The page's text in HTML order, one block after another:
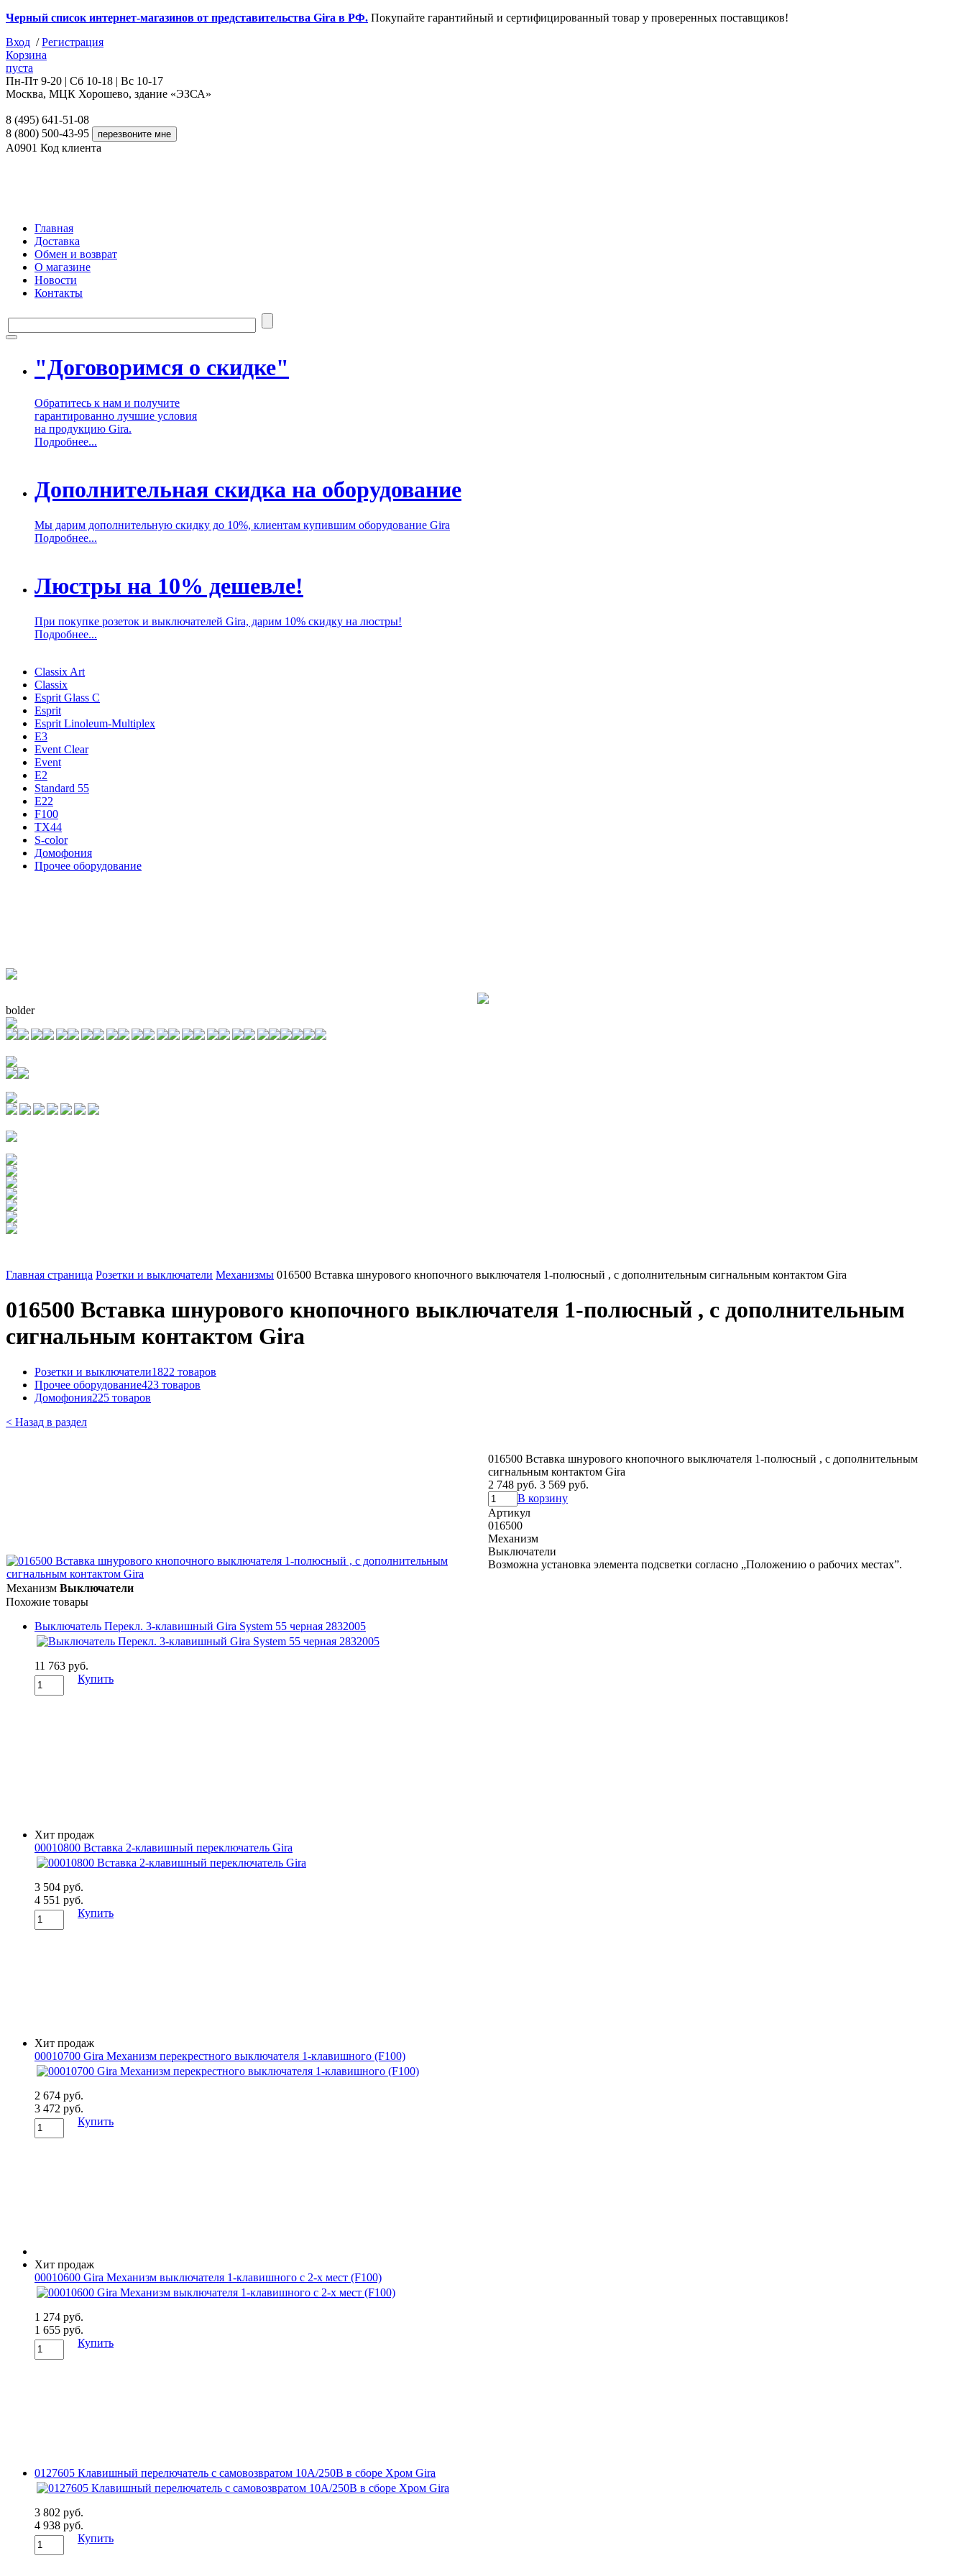
Черный список интернет-магазинов от представительства Gira в РФ. Покупайте гарантийный и сертифицированный товар у проверенных поставщиков!
Вход /Регистрация
Корзина
пуста
Пн-Пт 9-20 | Сб 10-18 | Вс 10-17
Москва, МЦК Хорошево, здание «ЭЗСА»
8 (495) 641-51-08
8 (800) 500-43-95
A0901 Код клиента
Главная
Доставка
Обмен и возврат
О магазине
Новости
Контакты
"Договоримся о скидке"
Обратитесь к нам и получите
гарантированно лучшие условия
на продукцию Gira.
Подробнее...
Дополнительная скидка на оборудование
Мы дарим дополнительную скидку до 10%, клиентам купившим оборудование Gira
Подробнее...
Люстры на 10% дешевле!
При покупке розеток и выключателей Gira, дарим 10% скидку на люстры!
Подробнее...
Classix Art
Classix
Esprit Glass C
Esprit
Esprit Linoleum-Multiplex
E3
Event Clear
Event
E2
Standard 55
E22
F100
TX44
S-color
Домофония
Прочее оборудование
bolder
Главная страница Розетки и выключатели Механизмы 016500 Вставка шнурового кнопочного выключателя 1-полюсный , с дополнительным сигнальным контактом Gira
016500 Вставка шнурового кнопочного выключателя 1-полюсный , с дополнительным
сигнальным контактом Gira
Розетки и выключатели1822 товаров
Прочее оборудование423 товаров
Домофония225 товаров
< Назад в раздел
016500 Вставка шнурового кнопочного выключателя 1-полюсный , с дополнительным
сигнальным контактом Gira
2 748 руб. 3 569 руб.
В корзину
Артикул
016500
Механизм
Выключатели
Возможна установка элемента подсветки согласно „Положению о рабочих местах”.
Механизм Выключатели
Похожие товары
Выключатель Перекл. 3-клавишный Gira System 55 черная 2832005
11 763 руб.
Купить
Хит продаж
00010800 Вставка 2-клавишный переключатель Gira
3 504 руб.
4 551 руб.
Купить
Хит продаж
00010700 Gira Механизм перекрестного выключателя 1-клавишного (F100)
2 674 руб.
3 472 руб.
Купить
Хит продаж
00010600 Gira Механизм выключателя 1-клавишного с 2-х мест (F100)
1 274 руб.
1 655 руб.
Купить
0127605 Клавишный перелючатель с самовозвратом 10А/250В в сборе Хром Gira
3 802 руб.
4 938 руб.
Купить